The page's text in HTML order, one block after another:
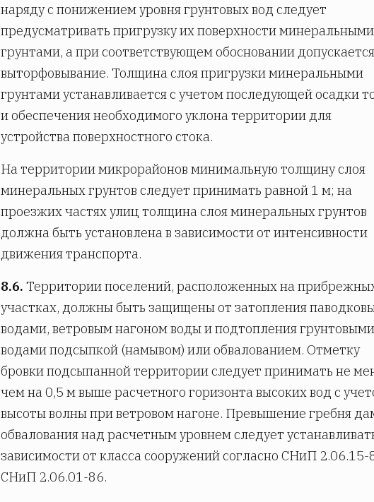
наряду с понижением уровня грунтовых вод следует
предусматривать пригрузку их поверхности минеральными
грунтами, а при соответствующем обосновании допускается
выторфовывание. Толщина слоя пригрузки минеральными
грунтами устанавливается с учетом последующей осадки
и обеспечения необходимого уклона территории для
устройства поверхностного стока.
На территории микрорайонов минимальную толщину слоя
минеральных грунтов следует принимать равной 1 м; на
проезжих частях улиц толщина слоя минеральных грунтов
должна быть установлена в зависимости от интенсивности
движения транспорта.
8.6. Территории поселений, расположенных на
участках, должны быть защищены от затопления
водами, ветровым нагоном воды и подтопления грунтовыми
водами подсыпкой (намывом) или обвалованием. Отметку
бровки подсыпанной территории следует принимать не
чем на 0,5 м выше расчетного горизонта высоких вод с
высоты волны при ветровом нагоне. Превышение гребня
обвалования над расчетным уровнем следует
зависимости от класса сооружений согласно СНиП 2.06.15-
СНиП 2.06.01-86.